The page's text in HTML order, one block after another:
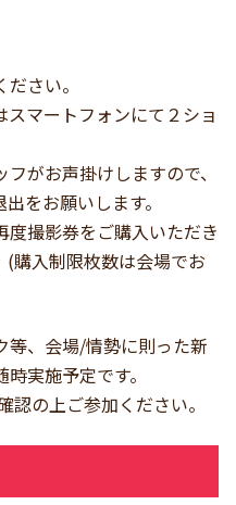
さい。
マートフォンにて２ショ
がお声掛けしますので、
をお願いします。
撮影券をご購入いただき
(購入制限枚数は会場でお
、会場/情勢に則った新
実施予定です。
の上ご参加ください。